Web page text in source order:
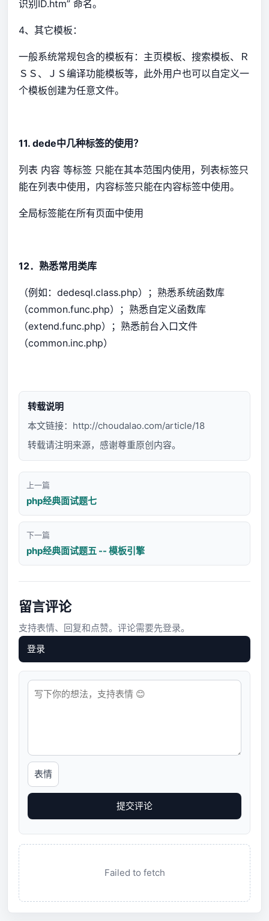
识别ID.htm” 命名。
4、其它模板：
一般系统常规包含的模板有：主页模板、搜索模板、Ｒ
ＳＳ、ＪＳ编译功能模板等，此外用户也可以自定义一
个模板创建为任意文件。
11. dede中几种标签的使用？
列表 内容 等标签 只能在其本范围内使用，列表标签只
能在列表中使用，内容标签只能在内容标签中使用。
全局标签能在所有页面中使用
12．熟悉常用类库
（例如：dedesql.class.php）；熟悉系统函数库
（common.func.php）；熟悉自定义函数库
（extend.func.php）；熟悉前台入口文件
（common.inc.php）
转载说明
本文链接： http://choudalao.com/article/18
转载请注明来源，感谢尊重原创内容。
上一篇
php经典面试题七
下一篇
php经典面试题五 -- 模板引擎
留言评论
支持表情、回复和点赞。评论需要先登录。
登录
表情
提交评论
Failed to fetch